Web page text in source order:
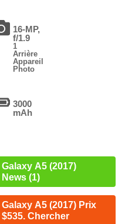
16-MP,
f/1.9
1
Arrière
Appareil
Photo
3000
mAh
Galaxy A5 (2017)
News (1)
Galaxy A5 (2017) Prix
$535. Chercher